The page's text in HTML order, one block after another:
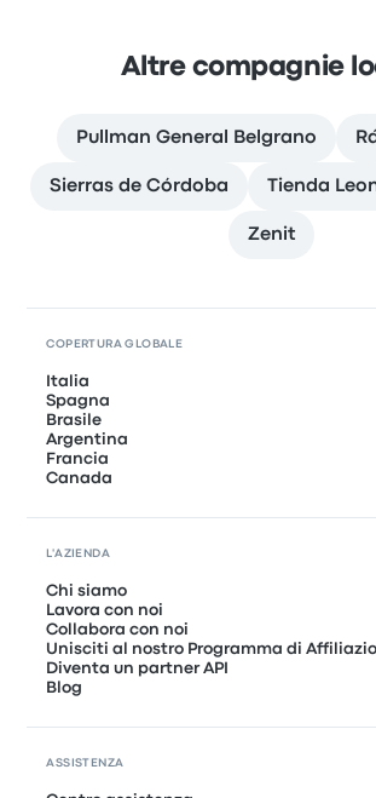
Altre compagnie
Pullman General Belgrano
Sierras de Córdoba Tienda
Zenit
COPERTURA GLOBALE
Italia
Spagna
Brasile
Argentina
Francia
Canada
L'AZIENDA
Chi siamo
Lavora con noi
Collabora con noi
Unisciti al nostro Programma di
Diventa un partner API
Blog
ASSISTENZA